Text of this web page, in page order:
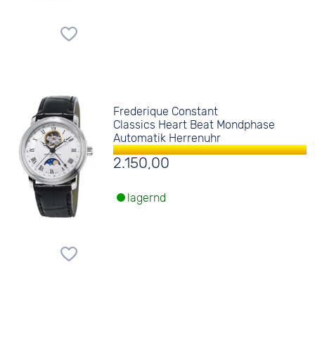
Frederique Constant
Classics Heart Beat Mondphase
Automatik Herrenuhr
2.150,00
lagernd